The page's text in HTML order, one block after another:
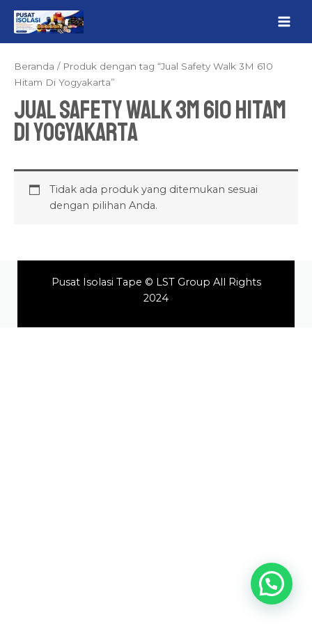
Beranda / Produk dengan tag “Jual Safety Walk 3M 610
Hitam Di Yogyakarta”
Jual Safety Walk 3M 610 Hitam
Di Yogyakarta
Tidak ada produk yang ditemukan sesuai
dengan pilihan Anda.
Pusat Isolasi Tape © LST Group All Rights
2024